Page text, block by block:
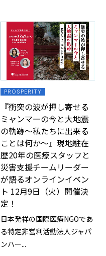
PROSPERITY
『衝突の波が押し寄せる
ミャンマーの今と大地震
の軌跡～私たちに出来る
ことは何か～』現地駐在
歴20年の医療スタッフと
災害支援チームリーダー
が語るオンラインイベン
ト 12月9日（火）開催決
定！
日本発祥の国際医療NGOであ
る特定非営利活動法人ジャパ
ンハー...